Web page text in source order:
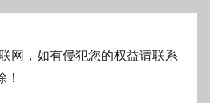
网，如有侵犯您的权益请联系
！